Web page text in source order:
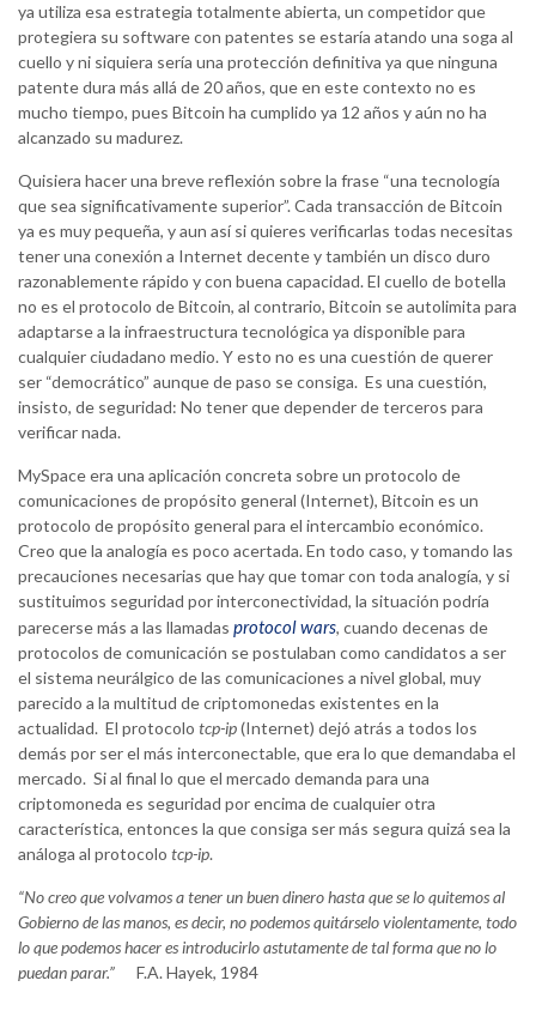
ya utiliza esa estrategia totalmente abierta, un competidor que
protegiera su software con patentes se estaría atando una soga al
cuello y ni siquiera sería una protección definitiva ya que ninguna
patente dura más allá de 20 años, que en este contexto no es
mucho tiempo, pues Bitcoin ha cumplido ya 12 años y aún no ha
alcanzado su madurez.
Quisiera hacer una breve reflexión sobre la frase “una tecnología
que sea significativamente superior”. Cada transacción de Bitcoin
ya es muy pequeña, y aun así si quieres verificarlas todas necesitas
tener una conexión a Internet decente y también un disco duro
razonablemente rápido y con buena capacidad. El cuello de botella
no es el protocolo de Bitcoin, al contrario, Bitcoin se autolimita para
adaptarse a la infraestructura tecnológica ya disponible para
cualquier ciudadano medio. Y esto no es una cuestión de querer
ser “democrático” aunque de paso se consiga. Es una cuestión,
insisto, de seguridad: No tener que depender de terceros para
verificar nada.
MySpace era una aplicación concreta sobre un protocolo de
comunicaciones de propósito general (Internet), Bitcoin es un
protocolo de propósito general para el intercambio económico.
Creo que la analogía es poco acertada. En todo caso, y tomando las
precauciones necesarias que hay que tomar con toda analogía, y si
sustituimos seguridad por interconectividad, la situación podría
parecerse más a las llamadas protocol wars, cuando decenas de
protocolos de comunicación se postulaban como candidatos a ser
el sistema neurálgico de las comunicaciones a nivel global, muy
parecido a la multitud de criptomonedas existentes en la
actualidad. El protocolo tcp-ip(Internet) dejó atrás a todos los
demás por ser el más interconectable, que era lo que demandaba el
mercado. Si al final lo que el mercado demanda para una
criptomoneda es seguridad por encima de cualquier otra
característica, entonces la que consiga ser más segura quizá sea la
análoga al protocolo tcp-ip.
“No creo que volvamos a tener un buen dinero hasta que se lo quitemos al
Gobierno de las manos, es decir, no podemos quitárselo violentamente, todo
lo que podemos hacer es introducirlo astutamente de tal forma que no lo
puedan parar.”
F.A. Hayek, 1984